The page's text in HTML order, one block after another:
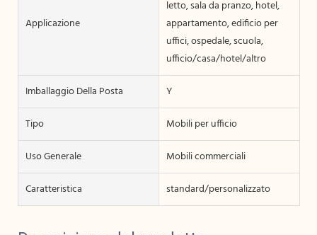
Applicazione
letto, sala da pranzo, hotel,
appartamento, edificio per
uffici, ospedale, scuola,
ufficio/casa/hotel/altro
Imballaggio Della Posta
Y
Tipo
Mobili per ufficio
Uso Generale
Mobili commerciali
Caratteristica
standard/personalizzato